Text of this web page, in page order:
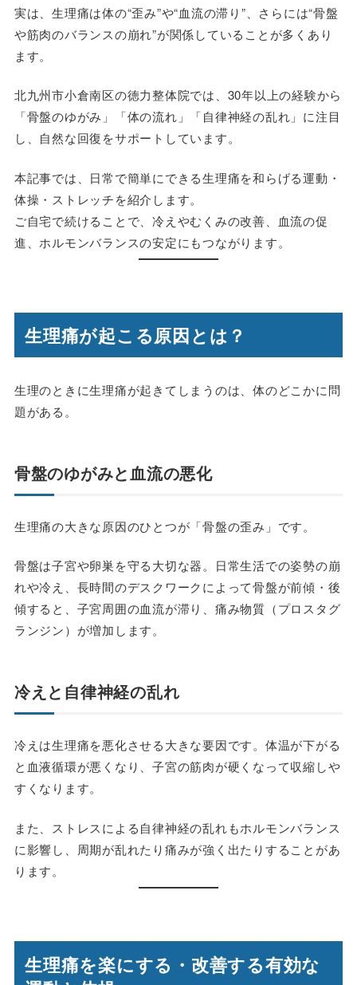
実は、生理痛は体の“歪み”や“血流の滞り”、さらには“骨盤
や筋肉のバランスの崩れ”が関係していることが多くあり
ます。
北九州市小倉南区の徳力整体院では、30年以上の経験から
「骨盤のゆがみ」「体の流れ」「自律神経の乱れ」に注目
し、自然な回復をサポートしています。
本記事では、日常で簡単にできる生理痛を和らげる運動・
体操・ストレッチを紹介します。
ご自宅で続けることで、冷えやむくみの改善、血流の促
進、ホルモンバランスの安定にもつながります。
生理痛が起こる原因とは？
生理のときに生理痛が起きてしまうのは、体のどこかに問
題がある。
骨盤のゆがみと血流の悪化
生理痛の大きな原因のひとつが「骨盤の歪み」です。
骨盤は子宮や卵巣を守る大切な器。日常生活での姿勢の崩
れや冷え、長時間のデスクワークによって骨盤が前傾・後
傾すると、 子宮周囲の血流が滞り、痛み物質（プロスタグ
ランジン）が増加 します。
冷えと自律神経の乱れ
冷えは生理痛を悪化させる大きな要因です。体温が下がる
と血液循環が悪くなり、子宮の筋肉が硬くなって収縮しや
すくなります。
また、ストレスによる自律神経の乱れもホルモンバランス
に影響し、周期が乱れたり痛みが強く出たりすることがあ
ります。
生理痛を楽にする・改善する有効な